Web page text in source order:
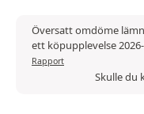
Översatt omdöme
ett köpupplevelse
Rapport
Skulle du